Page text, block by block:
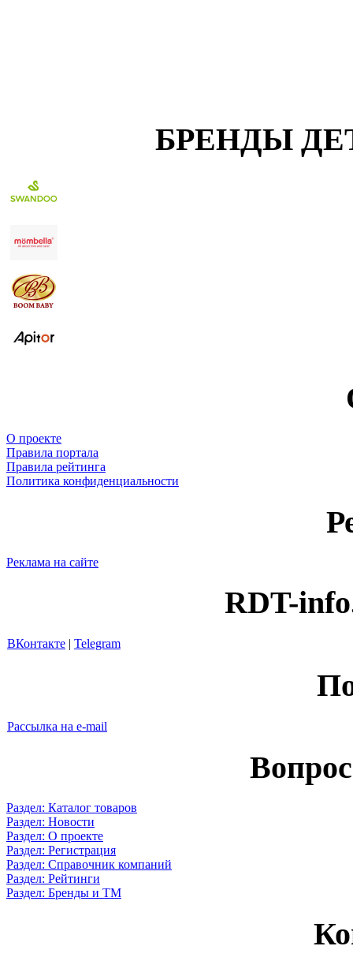
БРЕНДЫ
О проекте
Правила портала
Правила рейтинга
Политика конфиденциальности
Реклама на сайте
RDT-
ВКонтакте | Telegram
Рассылка на e-mail
Раздел: Каталог товаров
Раздел: Новости
Раздел: О проекте
Раздел: Регистрация
Раздел: Справочник компаний
Раздел: Рейтинги
Раздел: Бренды и ТМ